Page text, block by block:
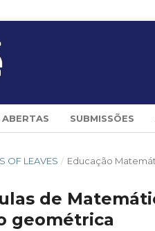
SUBMISSÕES
OF LEAVES / Educação
de
geométrica